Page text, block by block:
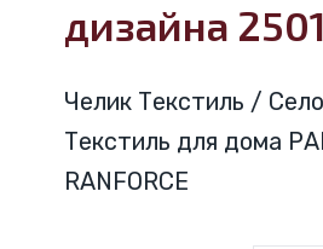
дизайна
Челик Текстиль /
Текстиль для дома
RANFORCE